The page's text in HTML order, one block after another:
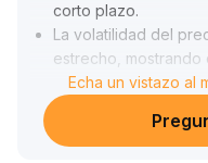
corto plazo.
La volatilidad del
estrecho,
impulsada por el
Influenciado por la
Europea y el
Echa un vistazo al